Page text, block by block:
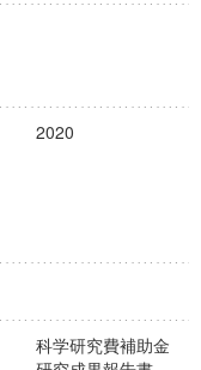
2020
科学研究費補助金